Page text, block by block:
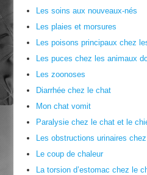
Les soins aux nouveaux-nés
Les plaies et morsures
Les poisons principaux chez
Les puces chez les animaux
Les zoonoses
Diarrhée chez le chat
Mon chat vomit
Paralysie chez le chat et le
Les obstructions urinaires
Le coup de chaleur
La torsion d’estomac chez le